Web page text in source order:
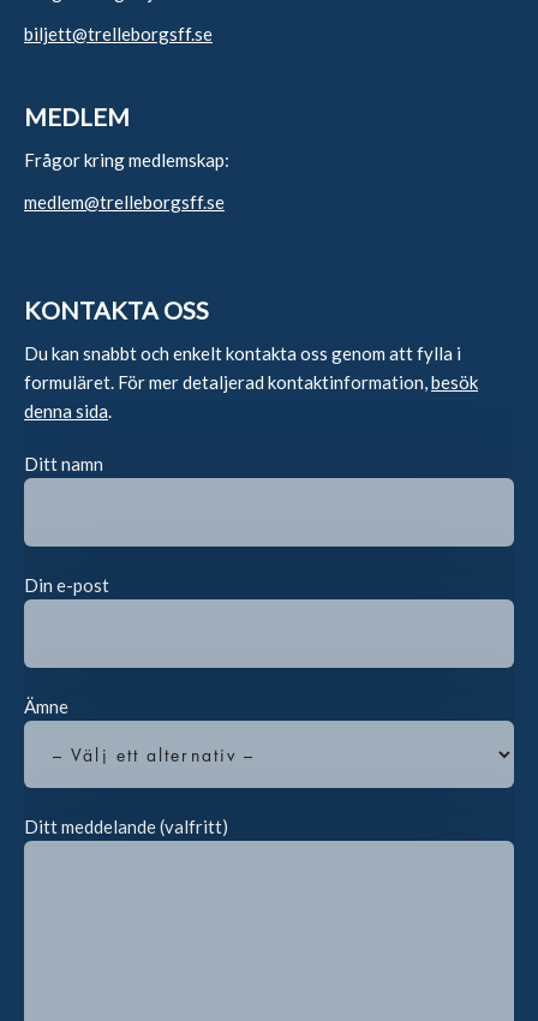
biljett@trelleborgsff.se
MEDLEM
Frågor kring medlemskap:
medlem@trelleborgsff.se
KONTAKTA OSS
Du kan snabbt och enkelt kontakta oss genom att fylla i
formuläret. För mer detaljerad kontaktinformation,besök
denna sida.
Ditt namn
Din e-post
Ämne
Ditt meddelande (valfritt)